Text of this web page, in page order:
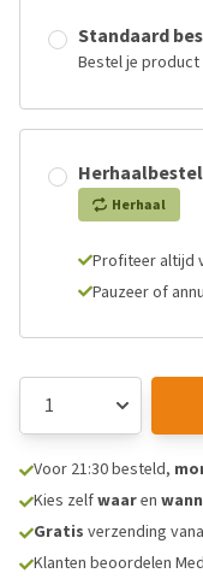
Standaard
Bestel je product
Herhaal
Profiteer altijd
Pauzeer of
Voor 21:30 besteld,
Kies zelfwaaren
Gratis verzending
Klanten beoordelen